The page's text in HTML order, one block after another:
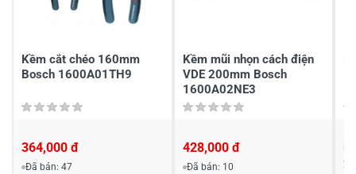
Chia sẻ nhận xét về sản phẩm
Kềm cắt chéo 160mm
Bosch 1600A01TH9
364,000 đ
Đã bán: 47
Kềm mũi nhọn cách điện
VDE 200mm Bosch
1600A02NE3
428,000 đ
Đã bán: 10